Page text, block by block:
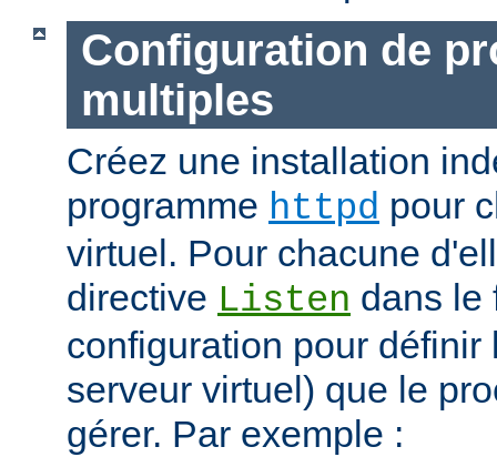
Configuration de
multiples
Créez une installation
programme httpd pour
virtuel. Pour chacune
directive Listen dans le
configuration pour définir
serveur virtuel) que le
gérer. Par exemple :